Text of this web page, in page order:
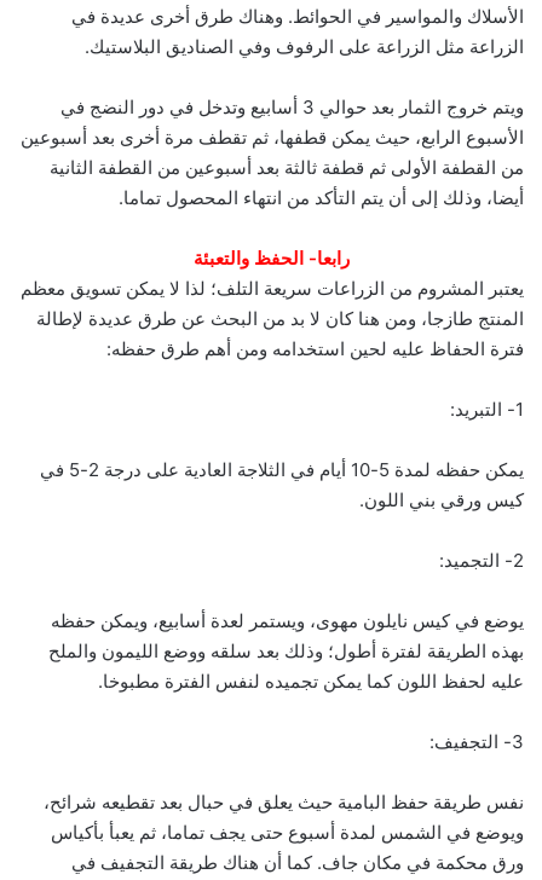
الأسلاك والمواسير في الحوائط. وهناك طرق أخرى عديدة في
الزراعة مثل الزراعة على الرفوف وفي الصناديق البلاستيك.
ويتم خروج الثمار بعد حوالي 3 أسابيع وتدخل في دور النضج في
الأسبوع الرابع، حيث يمكن قطفها، ثم تقطف مرة أخرى بعد أسبوعين
من القطفة الأولى ثم قطفة ثالثة بعد أسبوعين من القطفة الثانية
أيضا، وذلك إلى أن يتم التأكد من انتهاء المحصول تماما.
رابعا- الحفظ والتعبئة
يعتبر المشروم من الزراعات سريعة التلف؛ لذا لا يمكن تسويق معظم
المنتج طازجا، ومن هنا كان لا بد من البحث عن طرق عديدة لإطالة
فترة الحفاظ عليه لحين استخدامه ومن أهم طرق حفظه:
1- التبريد:
يمكن حفظه لمدة 5-10 أيام في الثلاجة العادية على درجة 2-5 في
كيس ورقي بني اللون.
2- التجميد:
يوضع في كيس نايلون مهوى، ويستمر لعدة أسابيع، ويمكن حفظه
بهذه الطريقة لفترة أطول؛ وذلك بعد سلقه ووضع الليمون والملح
عليه لحفظ اللون كما يمكن تجميده لنفس الفترة مطبوخا.
3- التجفيف:
نفس طريقة حفظ البامية حيث يعلق في حبال بعد تقطيعه شرائح،
ويوضع في الشمس لمدة أسبوع حتى يجف تماما، ثم يعبأ بأكياس
ورق محكمة في مكان جاف. كما أن هناك طريقة التجفيف في